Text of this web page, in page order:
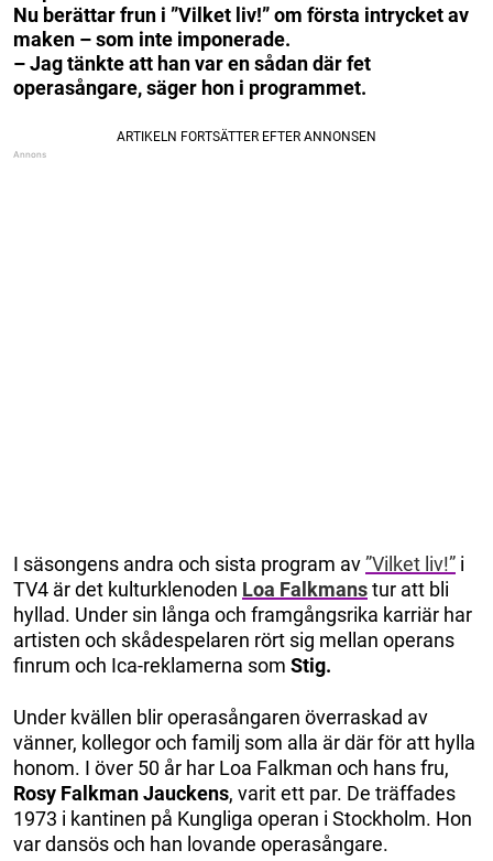
Nu berättar frun i ”Vilket liv!” om första intrycket av
maken – som inte imponerade.
– Jag tänkte att han var en sådan där fet
operasångare, säger hon i programmet.
I säsongens andra och sista program av”Vilket liv!” i
TV4 är det kulturklenoden Loa Falkmanstur att bli
hyllad. Under sin långa och framgångsrika karriär har
artisten och skådespelaren rört sig mellan operans
finrum och Ica-reklamerna som Stig.
Under kvällen blir operasångaren överraskad av
vänner, kollegor och familj som alla är där för att hylla
honom. I över 50 år har Loa Falkman och hans fru,
Rosy Falkman Jauckens, varit ett par. De träffades
1973 i kantinen på Kungliga operan i Stockholm. Hon
var dansös och han lovande operasångare.